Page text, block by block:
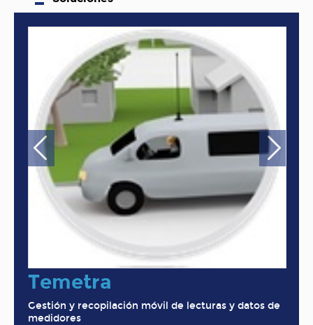
Temetra
Gestión y recopilación móvil de lecturas y datos de
medidores